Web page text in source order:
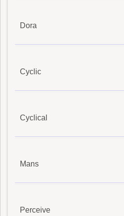
Dora
Cyclic
Cyclical
Mans
Perceive